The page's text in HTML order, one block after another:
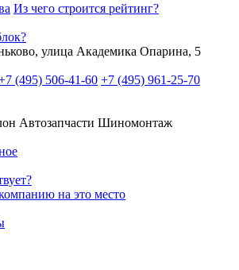
Из чего строится рейтинг?
улица Академика Опарина, 5
(495) 506-41-60 +7 (495) 961-25-70
Автозапчасти Шиномонтаж
на это место